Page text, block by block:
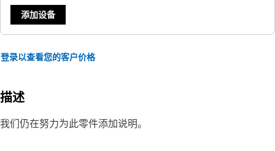
添加设备
登录以查看您的客户价格
描述
我们仍在努力为此零件添加说明。